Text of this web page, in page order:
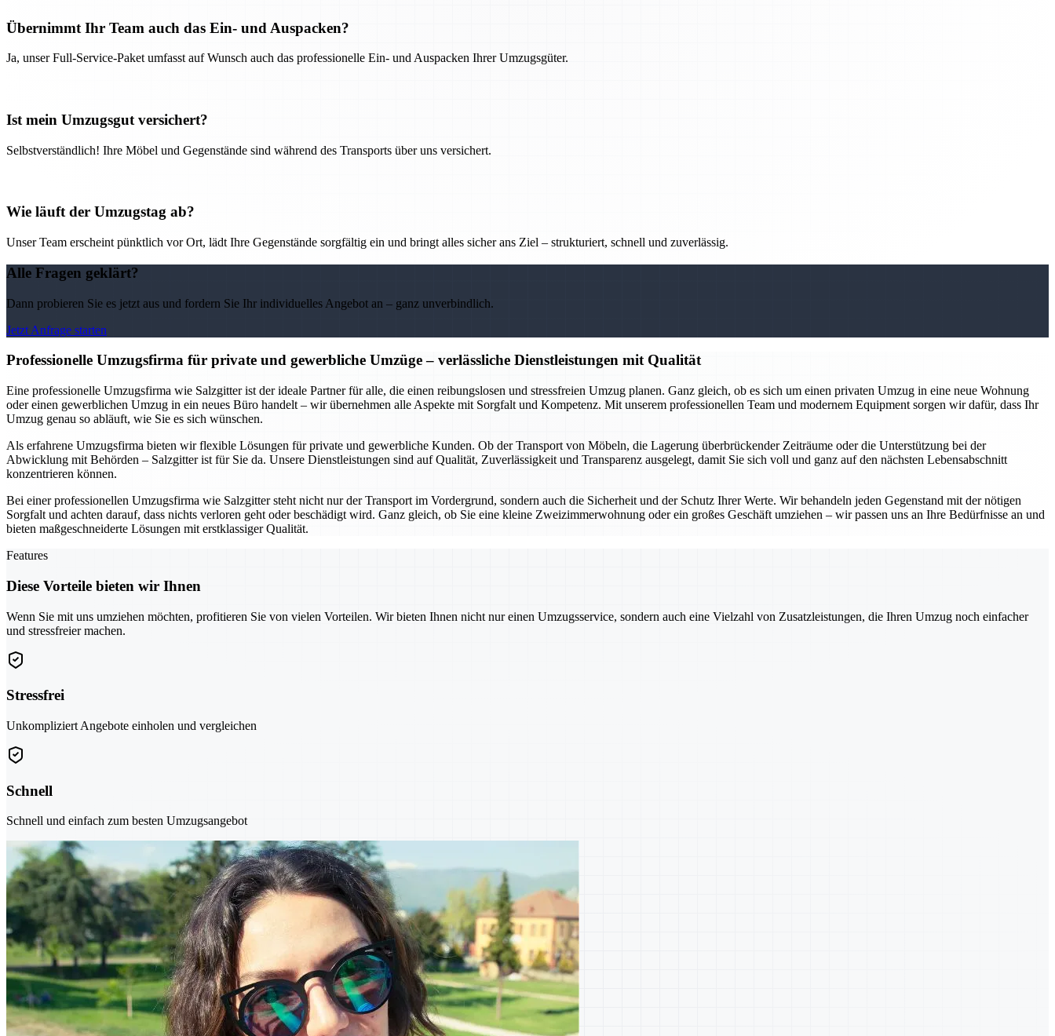
Übernimmt Ihr Team auch das Ein- und Auspacken?
Ja, unser Full-Service-Paket umfasst auf Wunsch auch das professionelle Ein- und Auspacken Ihrer Umzugsgüter.
Ist mein Umzugsgut versichert?
Selbstverständlich! Ihre Möbel und Gegenstände sind während des Transports über uns versichert.
Wie läuft der Umzugstag ab?
Unser Team erscheint pünktlich vor Ort, lädt Ihre Gegenstände sorgfältig ein und bringt alles sicher ans Ziel – strukturiert, schnell und zuverlässig.
Alle Fragen geklärt?
Dann probieren Sie es jetzt aus und fordern Sie Ihr individuelles Angebot an – ganz unverbindlich.
Jetzt Anfrage starten
Professionelle Umzugsfirma für private und gewerbliche Umzüge – verlässliche Dienstleistungen mit Qualität
Eine professionelle Umzugsfirma wie Salzgitter ist der ideale Partner für alle, die einen reibungslosen und stressfreien Umzug planen. Ganz gleich, ob es sich um einen privaten Umzug in eine neue Wohnung
oder einen gewerblichen Umzug in ein neues Büro handelt – wir übernehmen alle Aspekte mit Sorgfalt und Kompetenz. Mit unserem professionellen Team und modernem Equipment sorgen wir dafür, dass Ihr
Umzug genau so abläuft, wie Sie es sich wünschen.
Als erfahrene Umzugsfirma bieten wir flexible Lösungen für private und gewerbliche Kunden. Ob der Transport von Möbeln, die Lagerung überbrückender Zeiträume oder die Unterstützung bei der
Abwicklung mit Behörden – Salzgitter ist für Sie da. Unsere Dienstleistungen sind auf Qualität, Zuverlässigkeit und Transparenz ausgelegt, damit Sie sich voll und ganz auf den nächsten Lebensabschnitt
konzentrieren können.
Bei einer professionellen Umzugsfirma wie Salzgitter steht nicht nur der Transport im Vordergrund, sondern auch die Sicherheit und der Schutz Ihrer Werte. Wir behandeln jeden Gegenstand mit der nötigen
Sorgfalt und achten darauf, dass nichts verloren geht oder beschädigt wird. Ganz gleich, ob Sie eine kleine Zweizimmerwohnung oder ein großes Geschäft umziehen – wir passen uns an Ihre Bedürfnisse an und
bieten maßgeschneiderte Lösungen mit erstklassiger Qualität.
Features
Diese Vorteile bieten wir Ihnen
Wenn Sie mit uns umziehen möchten, profitieren Sie von vielen Vorteilen. Wir bieten Ihnen nicht nur einen Umzugsservice, sondern auch eine Vielzahl von Zusatzleistungen, die Ihren Umzug noch einfacher
und stressfreier machen.
Stressfrei
Unkompliziert Angebote einholen und vergleichen
Schnell
Schnell und einfach zum besten Umzugsangebot